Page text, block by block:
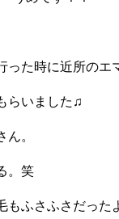
った時に近所の
らいました♫
。
。笑
もふさふさだった